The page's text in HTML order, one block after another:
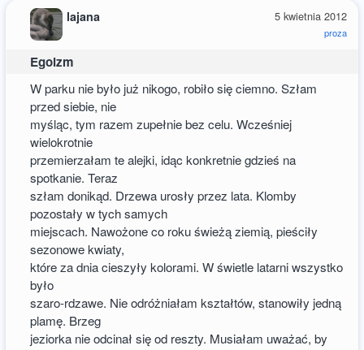
5 kwietnia 2012
proza
lajana
Egoizm
W parku nie było już nikogo, robiło się ciemno. Szłam
przed siebie, nie
myśląc, tym razem zupełnie bez celu. Wcześniej
wielokrotnie
przemierzałam te alejki, idąc konkretnie gdzieś na
spotkanie. Teraz
szłam donikąd. Drzewa urosły przez lata. Klomby
pozostały w tych samych
miejscach. Nawożone co roku świeżą ziemią, pieściły
sezonowe kwiaty,
które za dnia cieszyły kolorami. W świetle latarni wszystko
było
szaro-rdzawe. Nie odróżniałam kształtów, stanowiły jedną
plamę. Brzeg
jeziorka nie odcinał się od reszty. Musiałam uważać, by